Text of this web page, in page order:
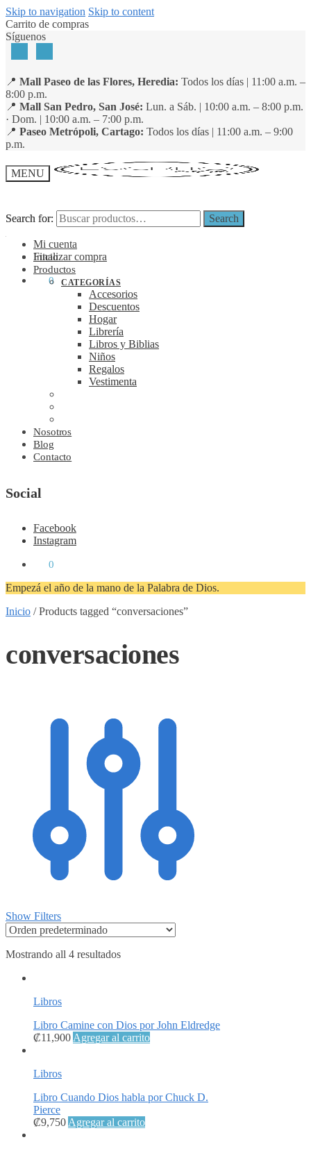
Skip to navigation Skip to content
Carrito de compras
Síguenos
📍 Mall Paseo de las Flores, Heredia: Todos los días | 11:00 a.m. –
8:00 p.m.
📍 Mall San Pedro, San José: Lun. a Sáb. | 10:00 a.m. – 8:00 p.m.
· Dom. | 10:00 a.m. – 7:00 p.m.
📍 Paseo Metrópoli, Cartago: Todos los días | 11:00 a.m. – 9:00
p.m.
MENU
Search for: Search
Mi cuenta
Finalizar compra
0
Search for: Search
Inicio
Productos
CATEGORÍAS
Accesorios
Descuentos
Hogar
Librería
Libros y Biblias
Niños
Regalos
Vestimenta
Nosotros
Blog
Contacto
Social
Facebook
Instagram
0
Empezá el año de la mano de la Palabra de Dios.
Inicio /Products tagged “conversaciones”
conversaciones
Show Filters
Mostrando all 4 resultados
Libros
Libro Camine con Dios por John Eldredge
₡11,900 Agregar al carrito
Libros
Libro Cuando Dios habla por Chuck D.
Pierce
₡9,750 Agregar al carrito